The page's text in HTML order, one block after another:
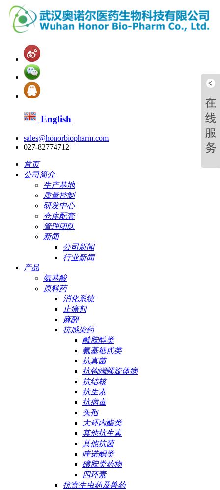
English
sales@honorbiopharm.com
027-82774712
首页
公司简介
生产基地
质量控制
研发中心
仓库配套
管理团队
新闻
公司新闻
行业新闻
产品
氨基酸
原料药
消化系统
止痛剂
麻醉
抗感染药
酰胺醇类
氨基糖甙类
抗真菌
抗钩端螺旋体病
抗结核
抗生素
抗病毒
头孢
大环内酯类
其他抗生素
其他抗菌
喹诺酮类
磺胺类药物
四环素
抗寄生虫药及兽药